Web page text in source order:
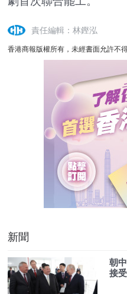
責任編輯：林鏗泓
香港商報版權所有，未經書面允許不得
新聞
朝
接受